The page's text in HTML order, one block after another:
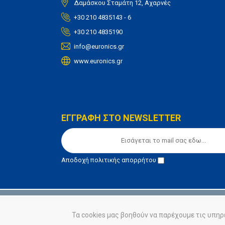
Δαμάσκου Σταμάτη 12, Αχαρνές
+30 210 4835143 - 6
+30 210 4835190
info@euronics.gr
www.euronics.gr
ΕΓΓΡΑΦΗ ΣΤΟ NEWSLETTER
Αποδοχήπολιτικής απορρήτου
Τα cookies μας βοηθούν να παρέχουμε τις